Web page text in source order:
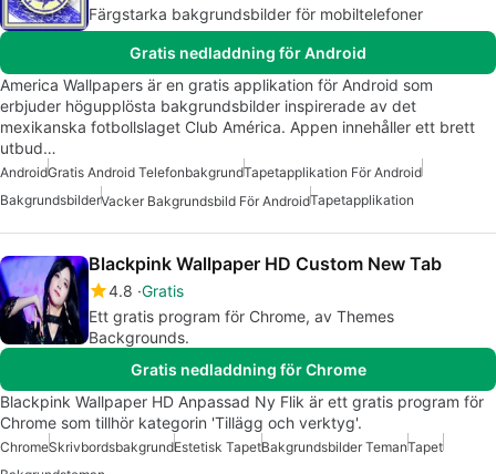
Färgstarka bakgrundsbilder för mobiltelefoner
Gratis nedladdning för Android
America Wallpapers är en gratis applikation för Android som
erbjuder högupplösta bakgrundsbilder inspirerade av det
mexikanska fotbollslaget Club América. Appen innehåller ett brett
utbud…
AndroidGratis Android TelefonbakgrundTapetapplikation För Android
BakgrundsbilderVacker Bakgrundsbild För AndroidTapetapplikation
Blackpink Wallpaper HD Custom New Tab
4.8 Gratis
Ett gratis program för Chrome, av Themes
Backgrounds.
Gratis nedladdning för Chrome
Blackpink Wallpaper HD Anpassad Ny Flik är ett gratis program för
Chrome som tillhör kategorin 'Tillägg och verktyg'.
ChromeSkrivbordsbakgrundEstetisk TapetBakgrundsbilder TemanTapet